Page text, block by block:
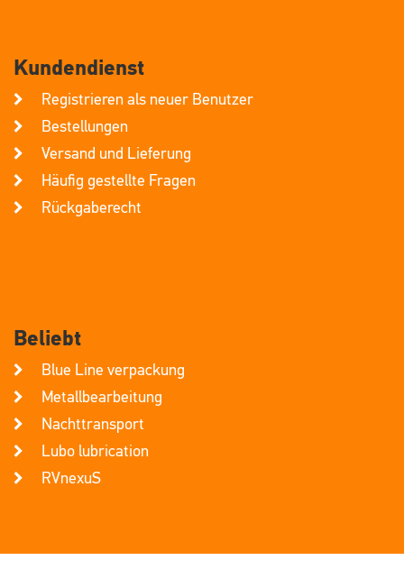
Kundendienst
Registrieren als neuer Benutzer
Bestellungen
Versand und Lieferung
Häufig gestellte Fragen
Rückgaberecht
Beliebt
Blue Line verpackung
Metallbearbeitung
Nachttransport
Lubo lubrication
RVnexuS